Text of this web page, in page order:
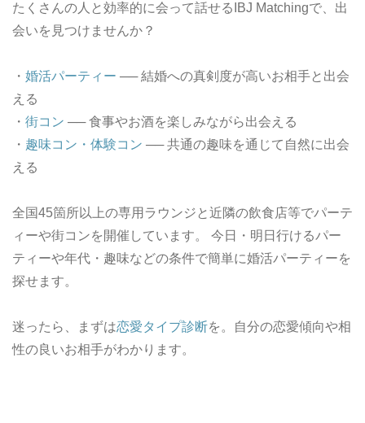
たくさんの人と効率的に会って話せるIBJ Matchingで、出
会いを見つけませんか？
・ 婚活パーティー ── 結婚への真剣度が高いお相手と出会
える
・ 街コン ── 食事やお酒を楽しみながら出会える
・ 趣味コン・体験コン ── 共通の趣味を通じて自然に出会
える
全国45箇所以上の専用ラウンジと近隣の飲食店等でパーテ
ィーや街コンを開催しています。 今日・明日行けるパー
ティーや年代・趣味などの条件で簡単に婚活パーティーを
探せます。
迷ったら、まずは恋愛タイプ診断を。自分の恋愛傾向や相
性の良いお相手がわかります。